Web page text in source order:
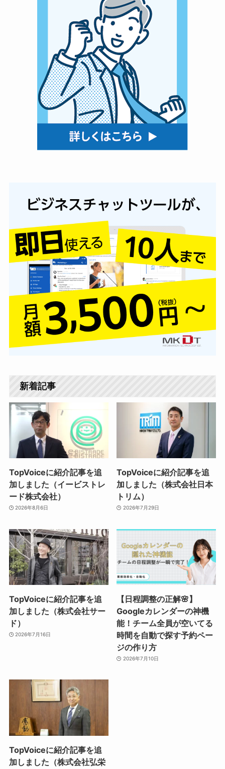
新着記事
TopVoiceに紹介記事を追
加しました（イービストレ
ード株式会社）
2026年8月6日
TopVoiceに紹介記事を追
加しました（株式会社日本
トリム）
2026年7月29日
TopVoiceに紹介記事を追
加しました（株式会社サー
ド）
2026年7月16日
【日程調整の正解🌸】
Googleカレンダーの神機
能！チーム全員が空いてる
時間を自動で探す予約ペー
ジの作り方
2026年7月10日
TopVoiceに紹介記事を追
加しました（株式会社弘栄